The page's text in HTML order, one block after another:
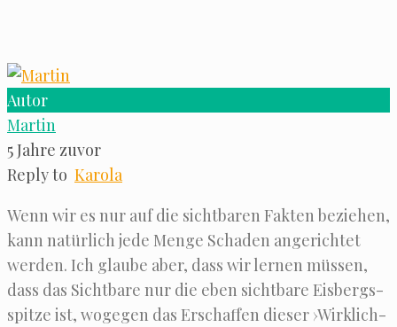
Autor
Martin
5 Jahre zuvor
Reply to Karola
Wenn wir es nur auf die sicht­ba­ren Fak­ten bezie­hen,
kann natür­lich jede Men­ge Scha­den ange­rich­tet
werden. Ich glau­be aber, dass wir ler­nen müs­sen,
dass das Sicht­ba­re nur die eben sicht­ba­re Eis­bergs­
spit­ze ist, woge­gen das Erschaf­fen die­ser ›Wirk­lich­